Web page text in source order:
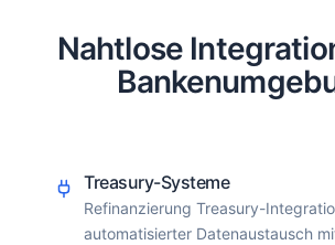
Nahtlose
Treasury-Systeme
Refinanzierung Treasury-
automatisierter Datenaustausch